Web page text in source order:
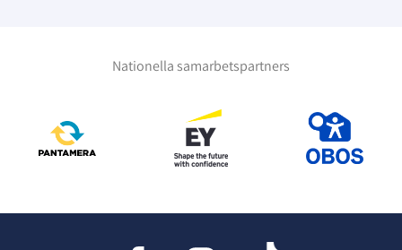
Nationella samarbetspartners